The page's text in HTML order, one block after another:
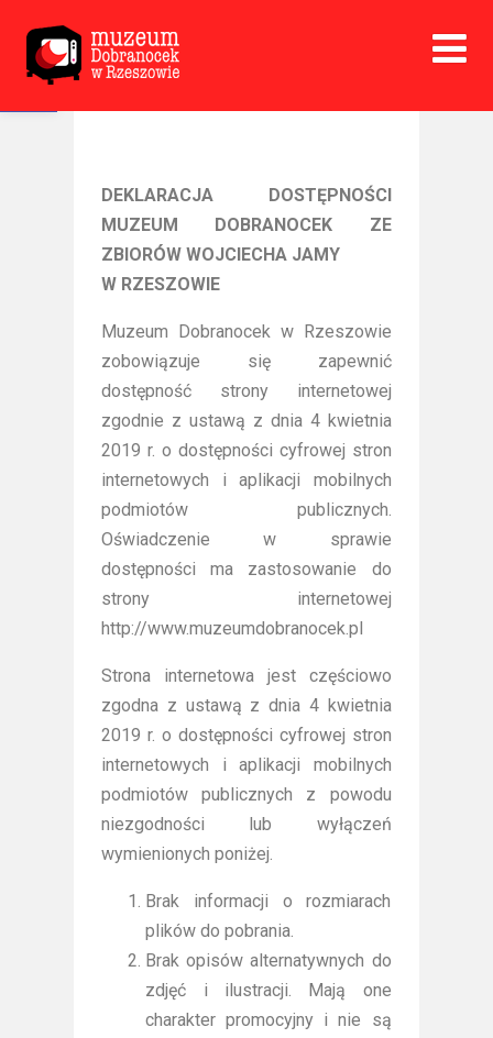
Open toolbar
DEKLARACJA DOSTĘPNOŚCI
MUZEUM DOBRANOCEK ZE
ZBIORÓW WOJCIECHA JAMY
W RZESZOWIE
Muzeum Dobranocek w Rzeszowie
zobowiązuje się zapewnić
dostępność strony internetowej
zgodnie z ustawą z dnia 4 kwietnia
2019 r. o dostępności cyfrowej stron
internetowych i aplikacji mobilnych
podmiotów publicznych.
Oświadczenie w sprawie
dostępności ma zastosowanie do
strony internetowej
http://www.muzeumdobranocek.pl
Strona internetowa jest częściowo
zgodna z ustawą z dnia 4 kwietnia
2019 r. o dostępności cyfrowej stron
internetowych i aplikacji mobilnych
podmiotów publicznych z powodu
niezgodności lub wyłączeń
wymienionych poniżej.
Brak informacji o rozmiarach
plików do pobrania.
Brak opisów alternatywnych do
zdjęć i ilustracji. Mają one
charakter promocyjny i nie są